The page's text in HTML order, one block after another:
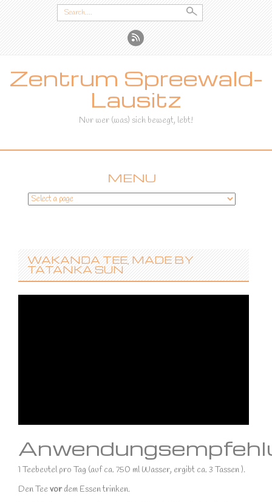
Search
for:
Zentrum Spreewald-
Lausitz
Nur wer (was) sich bewegt, lebt!
MENU
SKIP
WAKANDA TEE, MADE BY
TATANKA SUN
1 Teebeutel pro Tag (auf ca. 750 ml Wasser, ergibt ca. 3 Tassen ).
Den Teevordem Essen trinken.